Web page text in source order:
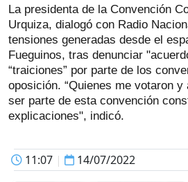
La presidenta de la Convención
Urquiza, dialogó con Radio
tensiones generadas desde el
Fueguinos, tras denunciar
“traiciones” por parte de los
oposición. “Quienes me votaron y
ser parte de esta convención
explicaciones", indicó.
11:07 | 14/07/2022